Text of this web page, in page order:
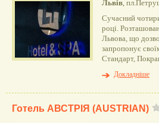
Львів,
Сучасний
році.
Львова, що
запропонує
Стандарт,
Докладніше
Готель АВСТРІЯ (AUSTRIAN)